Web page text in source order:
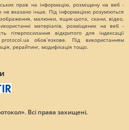
прав на інформацію, розміщену на веб -
не вказано інше. Під інформацією розуміються
малюнки, ящик-шота, скани, відео,
матеріалів, розміщених на веб -
гіперпосилання відкритого для індексації
обов`язкове. Під використанням
рерайтинг, модифікація тощо.
Всі права захищені.